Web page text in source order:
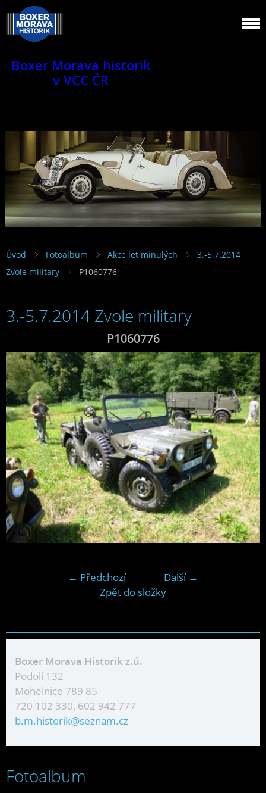
Boxer Morava historik
v VCC ČR
Jsme klub veteránů.
Úvod Fotoalbum Akce let minulých
3.-5.7.2014
Zvole military
P1060776
3.-5.7.2014 Zvole military
P1060776
← Předchozí
Další →
Zpět do složky
Boxer Morava Historik z.ú.
Podolí 132
Mohelnice 789 85
720 102 330, 602 942 777
b.m.historik@seznam.cz
Fotoalbum